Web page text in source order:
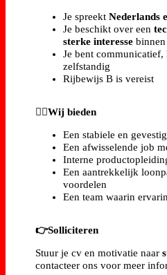
Je spreektNederlands
Je beschikt over een
sterke interesse binnen
Je bent communicatief,
zelfstandig
Rijbewijs B is vereist
👷‍♂️Wij bieden
Een stabiele en
Een afwisselende job
Interne
Een aantrekkelijk
voordelen
Een team waarin
👉Solliciteren
Stuur je cv en motivatie naar
contacteer ons voor meer